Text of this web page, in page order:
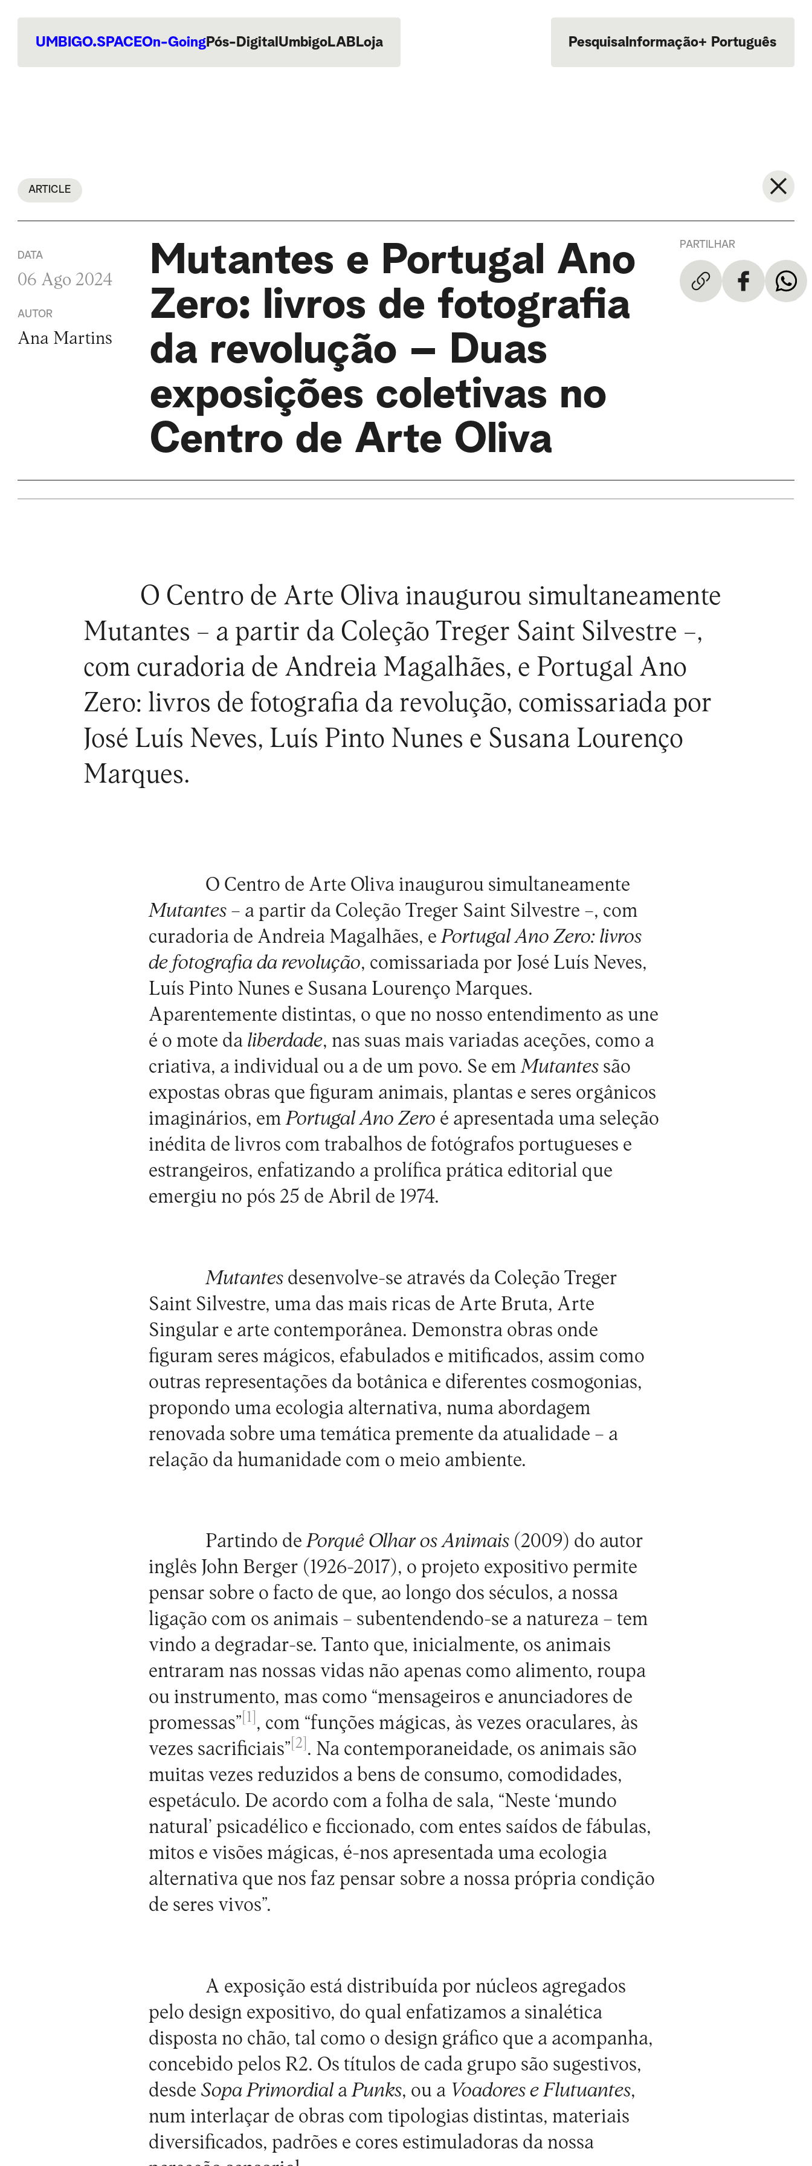
UMBIGO.SPACEOn-GoingPós-Digital UmbigoLAB Loja Pesquisa Informação+ Português
English
ARTICLE
DATA
06 Ago 2024
AUTOR
Ana Martins
Mutantes e Portugal Ano
Zero: livros de fotografia
da revolução – Duas
exposições coletivas no
Centro de Arte Oliva
PARTILHAR
O Centro de Arte Oliva inaugurou simultaneamente
Mutantes – a partir da Coleção Treger Saint Silvestre –,
com curadoria de Andreia Magalhães, e Portugal Ano
Zero: livros de fotografia da revolução, comissariada por
José Luís Neves, Luís Pinto Nunes e Susana Lourenço
Marques.
O Centro de Arte Oliva inaugurou simultaneamente
Mutantes – a partir da Coleção Treger Saint Silvestre –, com
curadoria de Andreia Magalhães, ePortugal Ano Zero: livros
de fotografia da revolução, comissariada por José Luís Neves,
Luís Pinto Nunes e Susana Lourenço Marques.
Aparentemente distintas, o que no nosso entendimento as une
é o mote da liberdade, nas suas mais variadas aceções, como a
criativa, a individual ou a de um povo. Se emMutantes são
expostas obras que figuram animais, plantas e seres orgânicos
imaginários, emPortugal Ano Zero é apresentada uma seleção
inédita de livros com trabalhos de fotógrafos portugueses e
estrangeiros, enfatizando a prolífica prática editorial que
emergiu no pós 25 de Abril de 1974.
Mutantes desenvolve-se através da Coleção Treger
Saint Silvestre, uma das mais ricas de Arte Bruta, Arte
Singular e arte contemporânea. Demonstra obras onde
figuram seres mágicos, efabulados e mitificados, assim como
outras representações da botânica e diferentes cosmogonias,
propondo uma ecologia alternativa, numa abordagem
renovada sobre uma temática premente da atualidade – a
relação da humanidade com o meio ambiente.
Partindo dePorquê Olhar os Animais (2009) do autor
inglês John Berger (1926-2017), o projeto expositivo permite
pensar sobre o facto de que, ao longo dos séculos, a nossa
ligação com os animais – subentendendo-se a natureza – tem
vindo a degradar-se. Tanto que, inicialmente, os animais
entraram nas nossas vidas não apenas como alimento, roupa
ou instrumento, mas como “mensageiros e anunciadores de
promessas” [1] , com “funções mágicas, às vezes oraculares, às
vezes sacrificiais” [2] . Na contemporaneidade, os animais são
muitas vezes reduzidos a bens de consumo, comodidades,
espetáculo. De acordo com a folha de sala, “Neste ‘mundo
natural’ psicadélico e ficcionado, com entes saídos de fábulas,
mitos e visões mágicas, é-nos apresentada uma ecologia
alternativa que nos faz pensar sobre a nossa própria condição
de seres vivos”.
A exposição está distribuída por núcleos agregados
pelo design expositivo, do qual enfatizamos a sinalética
disposta no chão, tal como o design gráfico que a acompanha,
concebido pelos R2. Os títulos de cada grupo são sugestivos,
desde Sopa Primordial aPunks, ou a Voadores e Flutuantes,
num interlaçar de obras com tipologias distintas, materiais
diversificados, padrões e cores estimuladoras da nossa